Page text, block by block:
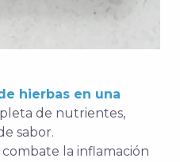
hierbas en una
de nutrientes,
sabor.
combate la inflamación